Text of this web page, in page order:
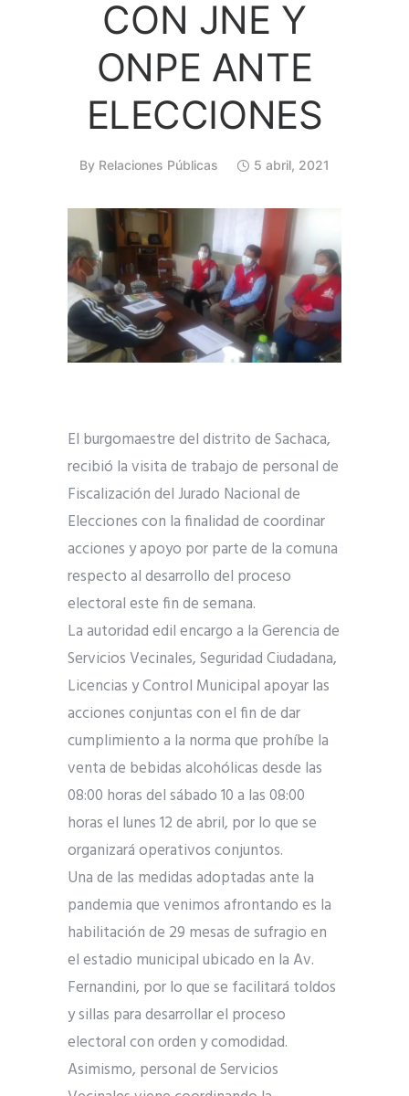
CON JNE Y
ONPE ANTE
ELECCIONES
By Relaciones Públicas 5 abril, 2021
El burgomaestre del distrito de Sachaca,
recibió la visita de trabajo de personal de
Fiscalización del Jurado Nacional de
Elecciones con la finalidad de coordinar
acciones y apoyo por parte de la comuna
respecto al desarrollo del proceso
electoral este fin de semana.
La autoridad edil encargo a la Gerencia de
Servicios Vecinales, Seguridad Ciudadana,
Licencias y Control Municipal apoyar las
acciones conjuntas con el fin de dar
cumplimiento a la norma que prohíbe la
venta de bebidas alcohólicas desde las
08:00 horas del sábado 10 a las 08:00
horas el lunes 12 de abril, por lo que se
organizará operativos conjuntos.
Una de las medidas adoptadas ante la
pandemia que venimos afrontando es la
habilitación de 29 mesas de sufragio en
el estadio municipal ubicado en la Av.
Fernandini, por lo que se facilitará toldos
y sillas para desarrollar el proceso
electoral con orden y comodidad.
Asimismo, personal de Servicios